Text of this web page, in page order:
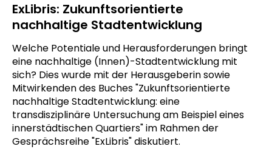
ExLibris: Zukunftsorientierte
nachhaltige Stadtentwicklung
Welche Potentiale und Herausforderungen bringt
eine nachhaltige (Innen)-Stadtentwicklung mit
sich? Dies wurde mit der Herausgeberin sowie
Mitwirkenden des Buches "Zukunftsorientierte
nachhaltige Stadtentwicklung: eine
transdisziplinäre Untersuchung am Beispiel eines
innerstädtischen Quartiers" im Rahmen der
Gesprächsreihe "ExLibris" diskutiert.